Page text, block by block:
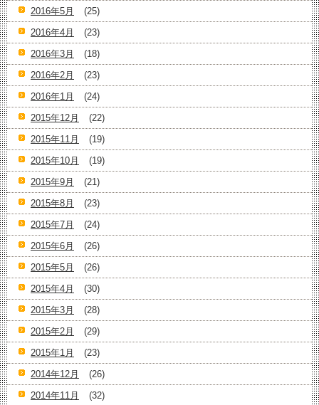
2016年5月
(25)
2016年4月
(23)
2016年3月
(18)
2016年2月
(23)
2016年1月
(24)
2015年12月
(22)
2015年11月
(19)
2015年10月
(19)
2015年9月
(21)
2015年8月
(23)
2015年7月
(24)
2015年6月
(26)
2015年5月
(26)
2015年4月
(30)
2015年3月
(28)
2015年2月
(29)
2015年1月
(23)
2014年12月
(26)
2014年11月
(32)